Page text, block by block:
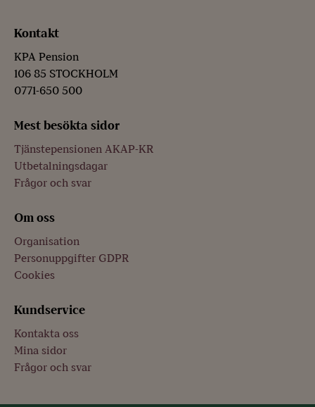
Kontakt
KPA Pension
106 85 STOCKHOLM
0771-650 500
Mest besökta sidor
Tjänstepensionen AKAP-KR
Utbetalningsdagar
Frågor och svar
Om oss
Organisation
Personuppgifter GDPR
Cookies
Kundservice
Kontakta oss
Mina sidor
Frågor och svar